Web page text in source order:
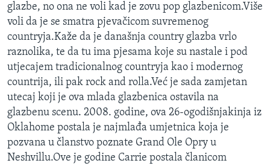
glazbe, no ona ne voli kad je zovu pop glazbenicom.Više
voli da je se smatra pjevačicom suvremenog
countryja.Kaže da je današnja country glazba vrlo
raznolika, te da tu ima pjesama koje su nastale i pod
utjecajem tradicionalnog countryja kao i modernog
countrija, ili pak rock and rolla.Već je sada zamjetan
utecaj koji je ova mlada glazbenica ostavila na
glazbenu scenu. 2008. godine, ova 26-ogodišnjakinja iz
Oklahome postala je najmlađa umjetnica koja je
pozvana u članstvo poznate Grand Ole Opry u
Neshvillu.Ove je godine Carrie postala članicom